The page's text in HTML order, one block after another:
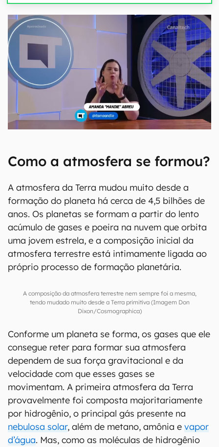
Como a atmosfera se formou?
A atmosfera da Terra mudou muito desde a
formação do planeta há cerca de 4,5 bilhões de
anos. Os planetas se formam a partir do lento
acúmulo de gases e poeira na nuvem que orbita
uma jovem estrela, e a composição inicial da
atmosfera terrestre está intimamente ligada ao
próprio processo de formação planetária.
A composição da atmosfera terrestre nem sempre foi a mesma,
tendo mudado muito desde a Terra primitiva (Imagem Don
Dixon/Cosmographica)
Conforme um planeta se forma, os gases que ele
consegue reter para formar sua atmosfera
dependem de sua força gravitacional e da
velocidade com que esses gases se
movimentam. A primeira atmosfera da Terra
provavelmente foi composta majoritariamente
por hidrogênio, o principal gás presente na
nebulosa solar, além de metano, amônia e vapor
d’água. Mas, como as moléculas de hidrogênio